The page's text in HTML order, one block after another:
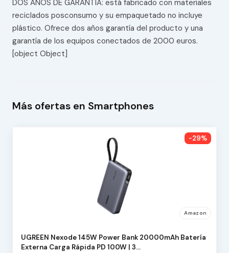
DOS AÑOS DE GARANTÍA: está fabricado con materiales
reciclados posconsumo y su empaquetado no incluye
plástico. Ofrece dos años garantía del producto y una
garantía de los equipos conectados de 2000 euros.
[object Object]
Más ofertas en Smartphones
-29%
Amazon
UGREEN Nexode 145W Power Bank 20000mAh Batería
Externa Carga Rápida PD 100W | 3…